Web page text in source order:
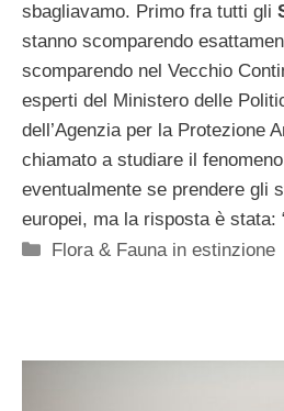
sbagliavamo. Primo fra tutti gli
stanno scomparendo
scomparendo nel Vecchio
esperti del Ministero delle
dell’Agenzia per la Protezione
chiamato a studiare il
eventualmente se prendere gli
europei, ma la risposta è stata:
Categorie
Flora & Fauna in estinzione